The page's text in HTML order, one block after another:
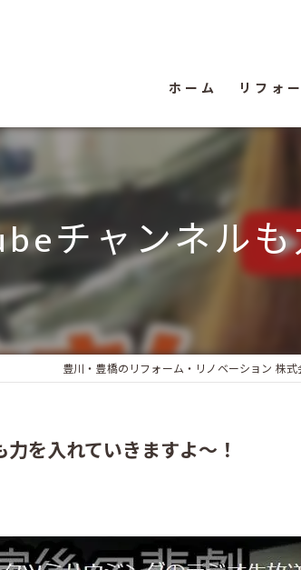
ホーム
リフォ
チャンネル
豊川・豊橋のリフォーム・リノベーション 株
を入れていきますよ～！